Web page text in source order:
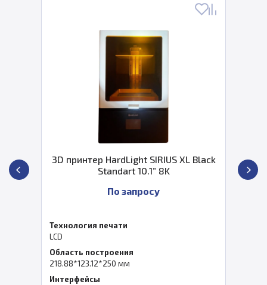
3D принтер HardLight SIRIUS XL Black
Standart 10.1” 8K
По запросу
Технология печати
LCD
Область построения
218.88*123.12*250 мм
Интерфейсы